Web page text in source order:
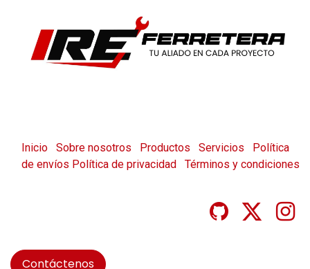
Inicio Sobre nosotros Productos Servicios
Política
de envíos Política de privacidad Términos y condiciones
Contáctenos